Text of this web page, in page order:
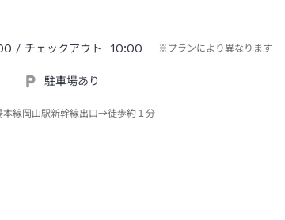
/ チェックアウト 10:00 ※プランにより異なります
駐車場あり
本線岡山駅新幹線出口→徒歩約１分